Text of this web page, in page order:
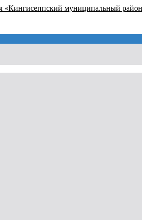
«Кингисеппский муниципальный